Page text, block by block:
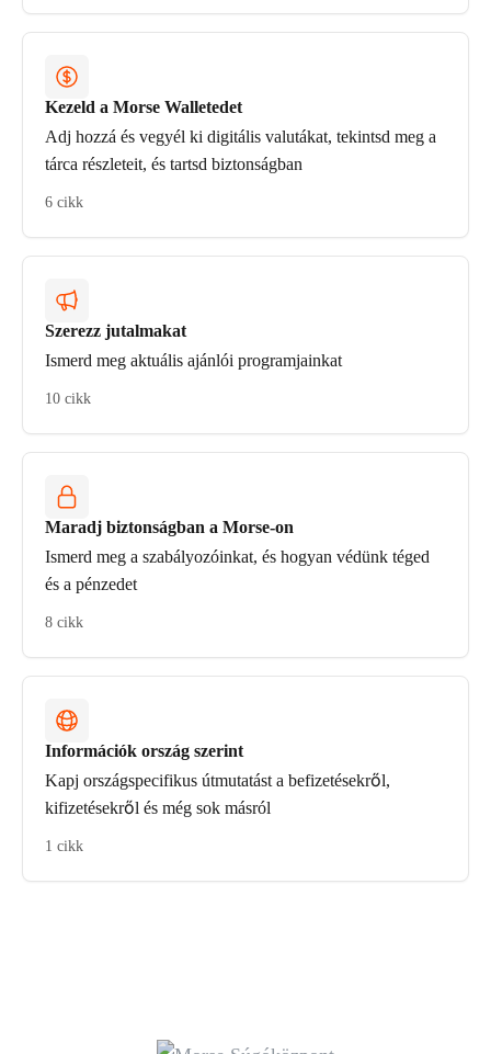
Kezeld a Morse Walletedet
Adj hozzá és vegyél ki digitális valutákat, tekintsd meg a
tárca részleteit, és tartsd biztonságban
6 cikk
Szerezz jutalmakat
Ismerd meg aktuális ajánlói programjainkat
10 cikk
Maradj biztonságban a Morse-on
Ismerd meg a szabályozóinkat, és hogyan védünk téged
és a pénzedet
8 cikk
Információk ország szerint
Kapj országspecifikus útmutatást a befizetésekről,
kifizetésekről és még sok másról
1 cikk